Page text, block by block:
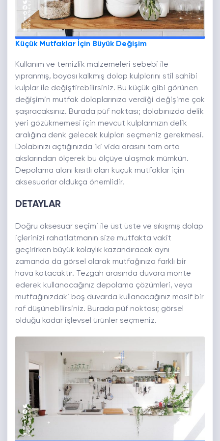
Küçük Mutfaklar İçin Büyük Değişim
Kullanım ve temizlik malzemeleri sebebi ile
yıpranmış, boyası kalkmış dolap kulplarını stil sahibi
kulplar ile değiştirebilirsiniz. Bu küçük gibi görünen
değişimin mutfak dolaplarınıza verdiği değişime çok
şaşıracaksınız. Burada püf noktası; dolabınızda delik
yeri gözükmemesi için mevcut kulplarınızın delik
aralığına denk gelecek kulpları seçmeniz gerekmesi.
Dolabınızı açtığınızda iki vida arasını tam orta
akslarından ölçerek bu ölçüye ulaşmak mümkün.
Depolama alanı kısıtlı olan küçük mutfaklar için
aksesuarlar oldukça önemlidir.
DETAYLAR
Doğru aksesuar seçimi ile üst üste ve sıkışmış dolap
içlerinizi rahatlatmanın size mutfakta vakit
geçirirken büyük kolaylık kazandıracak aynı
zamanda da görsel olarak mutfağınıza farklı bir
hava katacaktır. Tezgah arasında duvara monte
ederek kullanacağınız depolama çözümleri, veya
mutfağınızdaki boş duvarda kullanacağınız masif bir
raf düşünebilirsiniz. Burada püf noktası; görsel
olduğu kadar işlevsel ürünler seçmeniz.